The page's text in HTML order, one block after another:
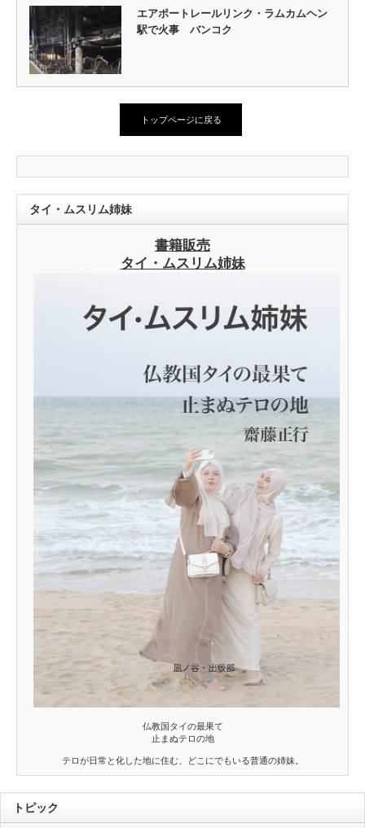
エアポートレールリンク・ラムカムヘン
駅で火事 バンコク
トップページに戻る
タイ・ムスリム姉妹
書籍販売
タイ・ムスリム姉妹
仏教国タイの最果て
止まぬテロの地
テロが日常と化した地に住む、どこにでもいる普通の姉妹。
トピック